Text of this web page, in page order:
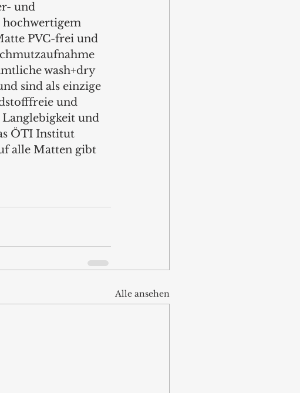
und
hochwertigem
PVC-frei und
wash+dry
sind als einzige
und
Langlebigkeit und
ÖTI Institut
alle Matten gibt
Alle ansehen